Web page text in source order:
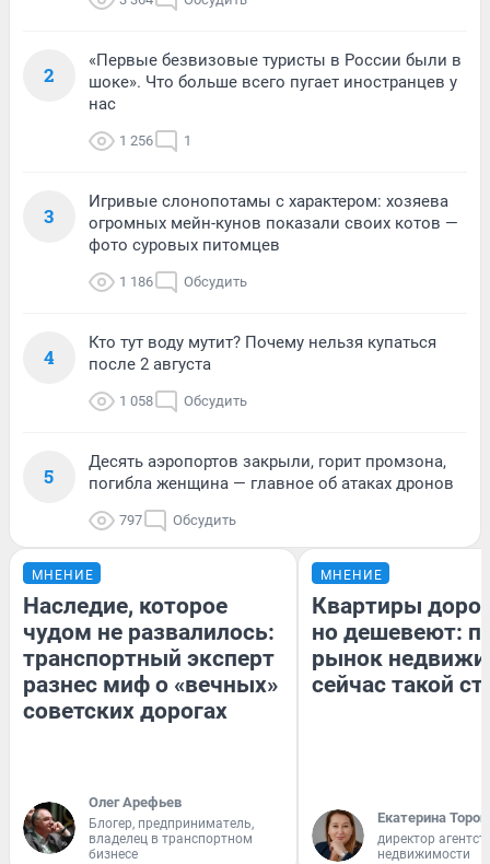
2
«Первые безвизовые туристы в России были в
шоке». Что больше всего пугает иностранцев у
нас
1 256 1
3
Игривые слонопотамы с характером: хозяева
огромных мейн-кунов показали своих котов —
фото суровых питомцев
1 186 Обсудить
4
Кто тут воду мутит? Почему нельзя купаться
после 2 августа
1 058 Обсудить
5
Десять аэропортов закрыли, горит промзона,
погибла женщина — главное об атаках дронов
797 Обсудить
МНЕНИЕ
Наследие, которое
чудом не развалилось:
транспортный эксперт
разнес миф о «вечных»
советских дорогах
Олег Арефьев
Блогер, предприниматель,
владелец в транспортном
бизнесе
МНЕНИЕ
Квартиры
но дешевеют:
рынок
сейчас такой
Екатерина
директор
недвижимости